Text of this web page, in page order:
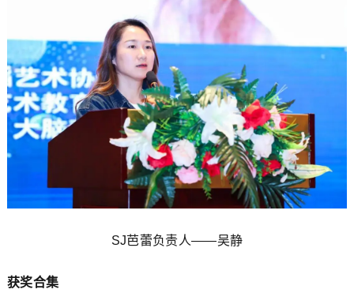
SJ芭蕾负责人——吴静
获奖合集